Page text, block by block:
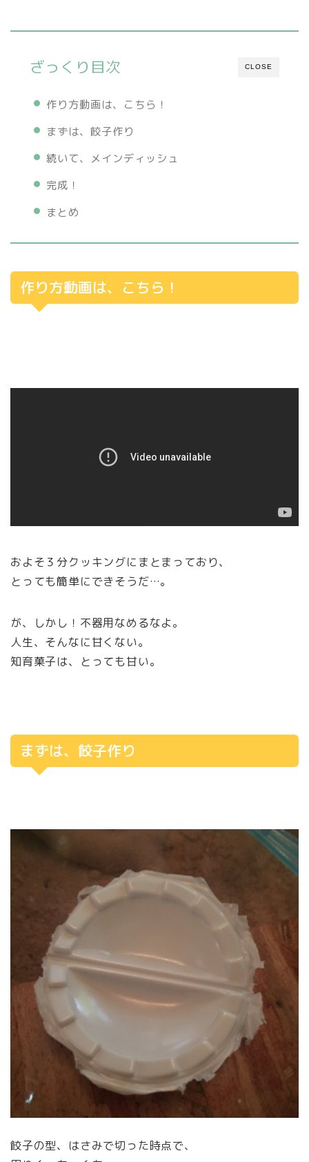
CLOSE
ざっくり目次
作り方動画は、こちら！
まずは、餃子作り
続いて、メインディッシュ
完成！
まとめ
作り方動画は、こちら！
およそ３分クッキングにまとまっており、
とっても簡単にできそうだ…。
が、しかし！不器用なめるなよ。
人生、そんなに甘くない。
知育菓子は、とっても甘い。
まずは、餃子作り
餃子の型、はさみで切った時点で、